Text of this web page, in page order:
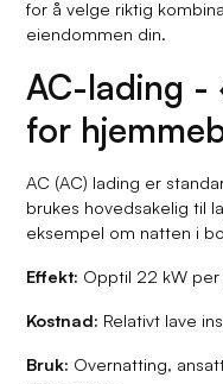
for å velge riktig
eiendommen din.
AC-lading -
for
AC (AC) lading er
brukes hovedsakelig til
eksempel om natten i
Effekt: Opptil 22 kW
Kostnad: Relativt lave
Bruk: Overnatting,